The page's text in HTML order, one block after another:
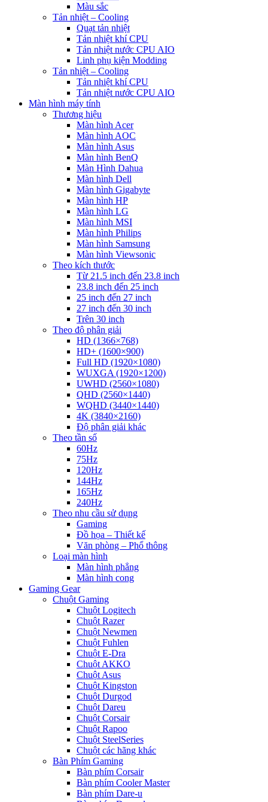
Màu sắc
Tản nhiệt – Cooling
Quạt tản nhiệt
Tản nhiệt khí CPU
Tản nhiệt nước CPU AIO
Linh phụ kiện Modding
Tản nhiệt – Cooling
Tản nhiệt khí CPU
Tản nhiệt nước CPU AIO
Màn hình máy tính
Thương hiệu
Màn hình Acer
Màn hình AOC
Màn hình Asus
Màn hình BenQ
Màn Hình Dahua
Màn hình Dell
Màn hình Gigabyte
Màn hình HP
Màn hình LG
Màn hình MSI
Màn hình Philips
Màn hình Samsung
Màn hình Viewsonic
Theo kích thước
Từ 21.5 inch đến 23.8 inch
23.8 inch đến 25 inch
25 inch đến 27 inch
27 inch đến 30 inch
Trên 30 inch
Theo độ phân giải
HD (1366×768)
HD+ (1600×900)
Full HD (1920×1080)
WUXGA (1920×1200)
UWHD (2560×1080)
QHD (2560×1440)
WQHD (3440×1440)
4K (3840×2160)
Độ phân giải khác
Theo tần số
60Hz
75Hz
120Hz
144Hz
165Hz
240Hz
Theo nhu cầu sử dụng
Gaming
Đồ họa – Thiết kế
Văn phòng – Phổ thông
Loại màn hình
Màn hình phẳng
Màn hình cong
Gaming Gear
Chuột Gaming
Chuột Logitech
Chuột Razer
Chuột Newmen
Chuột Fuhlen
Chuột E-Dra
Chuột AKKO
Chuột Asus
Chuột Kingston
Chuột Durgod
Chuột Dareu
Chuột Corsair
Chuột Rapoo
Chuột SteelSeries
Chuột các hãng khác
Bàn Phím Gaming
Bàn phím Corsair
Bàn phím Cooler Master
Bàn phím Dare-u